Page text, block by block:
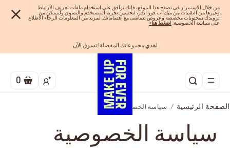
من خلال الاستمرار في تصفح هذا الموقع، فإنك توافق على استخدام ملفات تعريف الارتباط
وغيرها من التقنيات من ميك اب فور ايفر، لتحسين تجربة المستخدم والتسوق ولنتمكن من
تزويدك بمحتويات مخصصة وعروض تتماشى مع اهتماماتك. لمزيد من المعلومات الرجاء الاطلاع
على سياسة الخصوصية. ضغط هنا>
شحن مجاني لجميع الطلبات
تسوق الآن و ادفع لاحقاً مع تابي
اهدي مجموعاتك المفضلة! تسوق الآن
الفرصة الأخيرة: خصم 25% على خطوط مختارة
0
الصفحة الرئيسية سياسة الخصوصية
سياسة الخصوصية